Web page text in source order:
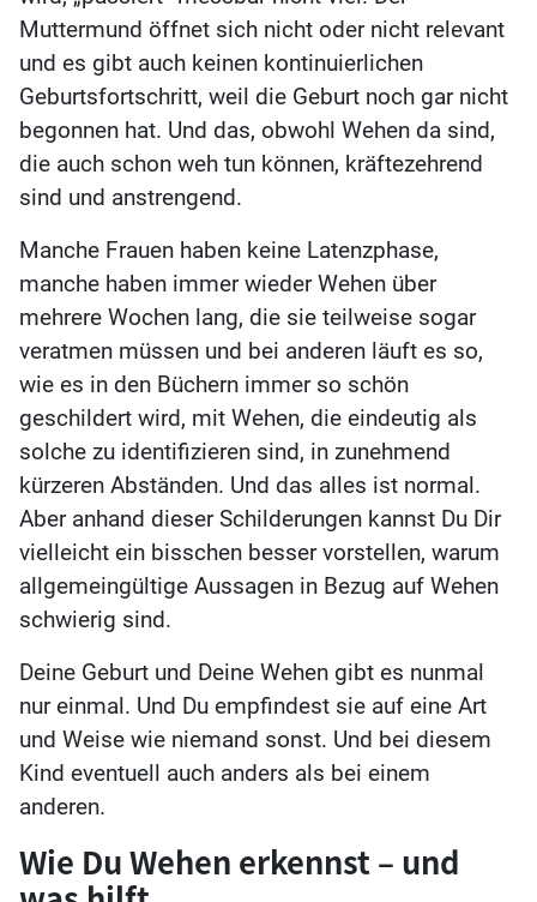
Muttermund öffnet sich nicht oder nicht relevant
und es gibt auch keinen kontinuierlichen
Geburtsfortschritt, weil die Geburt noch gar nicht
begonnen hat. Und das, obwohl Wehen da sind,
die auch schon weh tun können, kräftezehrend
sind und anstrengend.
Manche Frauen haben keine Latenzphase,
manche haben immer wieder Wehen über
mehrere Wochen lang, die sie teilweise sogar
veratmen müssen und bei anderen läuft es so,
wie es in den Büchern immer so schön
geschildert wird, mit Wehen, die eindeutig als
solche zu identifizieren sind, in zunehmend
kürzeren Abständen. Und das alles ist normal.
Aber anhand dieser Schilderungen kannst Du Dir
vielleicht ein bisschen besser vorstellen, warum
allgemeingültige Aussagen in Bezug auf Wehen
schwierig sind.
Deine Geburt und Deine Wehen gibt es nunmal
nur einmal. Und Du empfindest sie auf eine Art
und Weise wie niemand sonst. Und bei diesem
Kind eventuell auch anders als bei einem
anderen.
Wie Du Wehen erkennst – und